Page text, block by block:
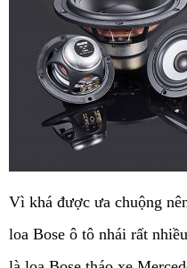
Vì khá được ưa chuộng
loa Bose ô tô nhái rất